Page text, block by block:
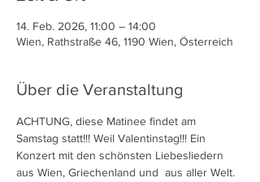
14. Feb. 2026, 11:00 – 14:00
Wien, Rathstraße 46, 1190 Wien, Österreich
Über die Veranstaltung
ACHTUNG, diese Matinee findet am
Samstag statt!!! Weil Valentinstag!!! Ein
Konzert mit den schönsten Liebesliedern
aus Wien, Griechenland und  aus aller Welt.